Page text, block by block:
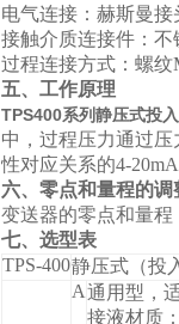
电气连接：赫斯曼
接触介质连接件：不
过程连接方式：螺纹
五、工作原理
TPS400系列静压式投
中，过程压力通过
性对应关系的4-
六、零点和量程的调
变送器的零点和量
七、选型表
TPS-400静压式（投
A通用型，
接液材质